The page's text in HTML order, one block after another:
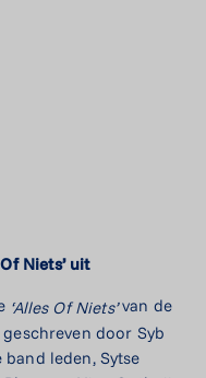
Of Niets’ uit
‘Alles Of Niets’ van de
door Syb
leden, Sytse